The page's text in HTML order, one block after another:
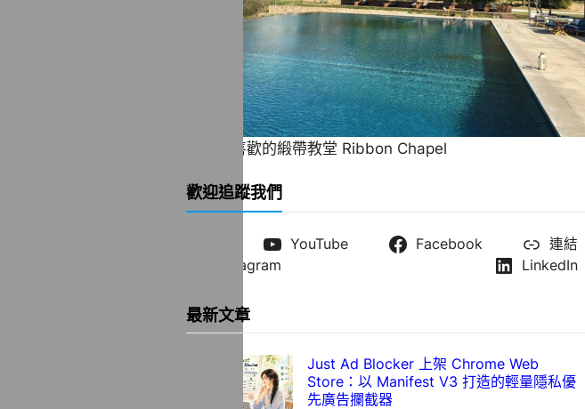
一直很喜歡的緞帶教堂 Ribbon Chapel
歡迎追蹤我們
YouTube Facebook
連結
Instagram
LinkedIn
最新文章
Just Ad Blocker 上架 Chrome Web
Store：以 Manifest V3 打造的輕量隱私優
先廣告攔截器